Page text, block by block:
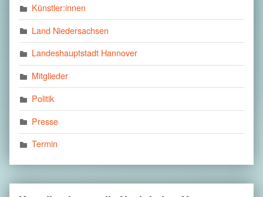
Künstler:innen
Land Niedersachsen
Landeshauptstadt Hannover
Mitglieder
Politik
Presse
Termin